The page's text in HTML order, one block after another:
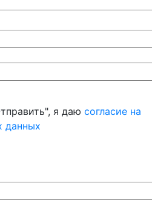
я даю согласие на
данных